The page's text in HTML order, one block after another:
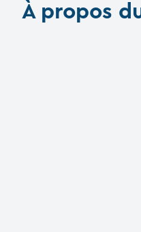
À propos